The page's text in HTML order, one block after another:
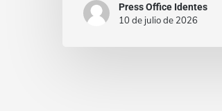
Press Office Identes
10 de julio de 2026